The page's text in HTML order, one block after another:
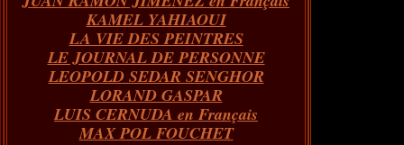
KAMEL YAHIAOUI
LA VIE DES PEINTRES
LE JOURNAL DE PERSONNE
LEOPOLD SEDAR SENGHOR
LORAND GASPAR
LUIS CERNUDA en Français
MAX POL FOUCHET